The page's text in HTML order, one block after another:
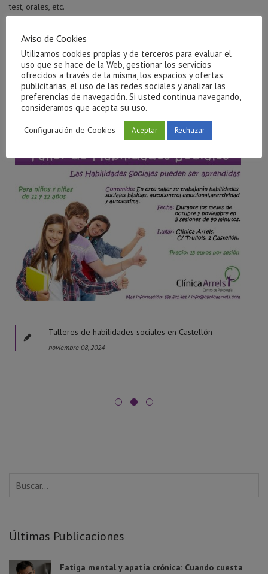
test, orales, etc.
de septiembre. Consta de 5 sesiones, una por semana. Para
más información y concretar horarios puedes llamar al
964861943 / 669671481, o escribir a info@clinicaarrels.com
Publicaciones Relacionadas
Talleres de habilidades sociales en Castellón
noviembre 08, 2024
Últimas Publicaciones
Fatiga mental y apatía crónica: Cuando cuesta
Aviso de Cookies
Utilizamos cookies propias y de terceros para evaluar el
uso que se hace de la Web, gestionar los servicios
ofrecidos a través de la misma, los espacios y ofertas
publicitarias, el uso de las redes sociales y analizar las
preferencias de navegación. Si usted continua navegando,
consideramos que acepta su uso.
Configuración de Cookies Aceptar Rechazar